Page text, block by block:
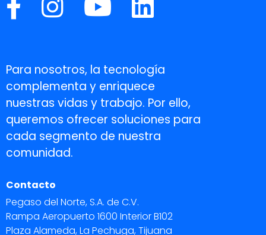
Para nosotros, la tecnología
complementa y enriquece
nuestras vidas y trabajo. Por ello,
queremos ofrecer soluciones para
cada segmento de nuestra
comunidad.
Contacto
Pegaso del Norte, S.A. de C.V.
Rampa Aeropuerto 1600 Interior B102
Plaza Alameda, La Pechuga, Tijuana